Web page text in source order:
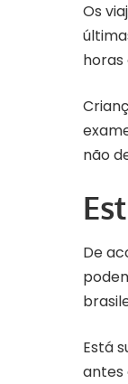
Os
horas
não
De
Está
antes